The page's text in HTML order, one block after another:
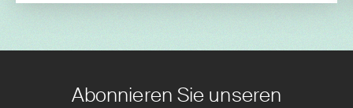
Abonnieren Sie unseren